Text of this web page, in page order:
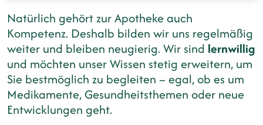
Natürlich gehört zur Apotheke auch
Kompetenz. Deshalb bilden wir uns regelmäßig
weiter und bleiben neugierig. Wir sind lernwillig
und möchten unser Wissen stetig erweitern, um
Sie bestmöglich zu begleiten – egal, ob es um
Medikamente, Gesundheitsthemen oder neue
Entwicklungen geht.